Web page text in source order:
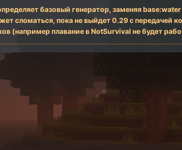
базовый генератор, заменяя
сломаться, пока не выйдет 0.29 с передачей
(например плавание в NotSurvival не будет